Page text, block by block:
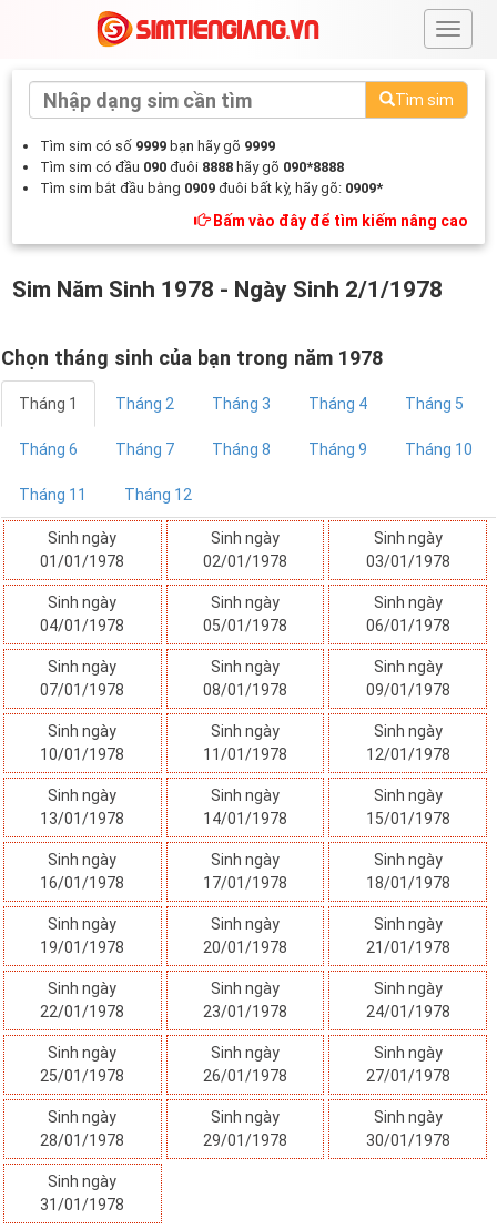
#
Tìm sim
Tìm sim có số 9999 bạn hãy gõ 9999
Tìm sim có đầu 090 đuôi 8888 hãy gõ 090*8888
Tìm sim bắt đầu bằng 0909 đuôi bất kỳ, hãy gõ: 0909*
Bấm vào đây để tìm kiếm nâng cao
Sim Năm Sinh 1978 - Ngày Sinh 2/1/1978
Chọn tháng sinh của bạn trong năm 1978
Tháng 1 Tháng 2 Tháng 3 Tháng 4 Tháng 5
Tháng 6 Tháng 7 Tháng 8 Tháng 9 Tháng 10
Tháng 11 Tháng 12
Sinh ngày
01/01/1978
Sinh ngày
02/01/1978
Sinh ngày
03/01/1978
Sinh ngày
04/01/1978
Sinh ngày
05/01/1978
Sinh ngày
06/01/1978
Sinh ngày
07/01/1978
Sinh ngày
08/01/1978
Sinh ngày
09/01/1978
Sinh ngày
10/01/1978
Sinh ngày
11/01/1978
Sinh ngày
12/01/1978
Sinh ngày
13/01/1978
Sinh ngày
14/01/1978
Sinh ngày
15/01/1978
Sinh ngày
16/01/1978
Sinh ngày
17/01/1978
Sinh ngày
18/01/1978
Sinh ngày
19/01/1978
Sinh ngày
20/01/1978
Sinh ngày
21/01/1978
Sinh ngày
22/01/1978
Sinh ngày
23/01/1978
Sinh ngày
24/01/1978
Sinh ngày
25/01/1978
Sinh ngày
26/01/1978
Sinh ngày
27/01/1978
Sinh ngày
28/01/1978
Sinh ngày
29/01/1978
Sinh ngày
30/01/1978
Sinh ngày
31/01/1978